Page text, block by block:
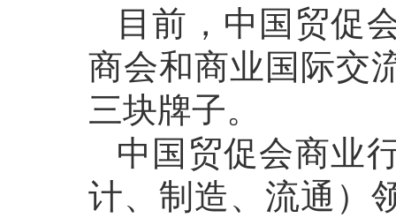
目前，中国贸促
商会和商业国际交
三块牌子。
中国贸促会商业
计、制造、流通）